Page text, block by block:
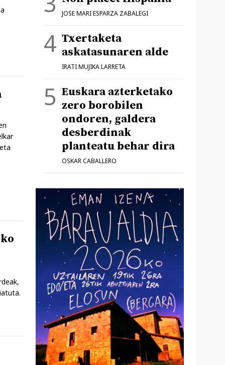
JOSE MARI ESPARZA ZABALEGI
Txertaketa
askatasunaren alde
IRATI MUJIKA LARRETA
Euskara azterketako
zero borobilen
ondoren, galdera
desberdinak
planteatu behar dira
OSKAR CABALLERO